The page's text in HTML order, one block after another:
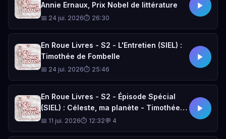
Annie Ernaux, Prix Nobel de littérature
📅 24 jui. 2026⏱ 26:30
En Roue Livres - S2 - L'Entretien (SIEL) :
Timothée de Fombelle
📅 24 jui. 2026⏱ 25:46
En Roue Livres - S2 - Épisode Spécial
(SIEL) : Céleste, ma planète - Timothée
de Fombelle
📅 11 jui. 2026⏱ 12:32💬 4